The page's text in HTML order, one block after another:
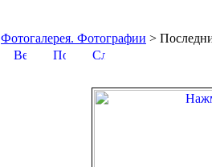
Фотогалерея. Фотографии >